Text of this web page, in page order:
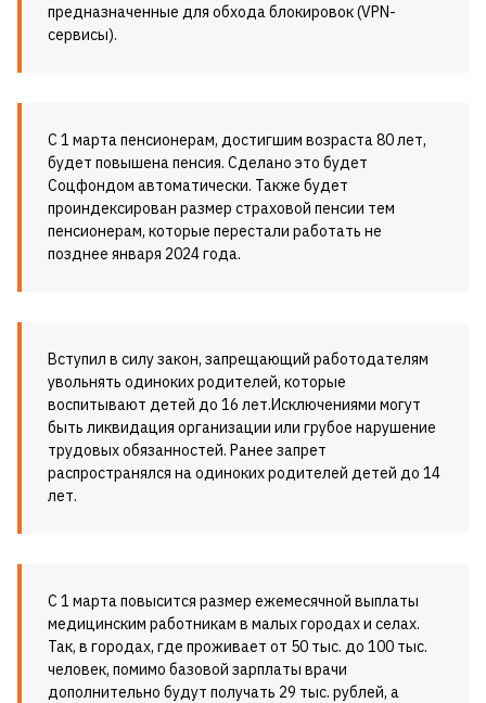
предназначенные для обхода блокировок (VPN-
сервисы).
С 1 марта пенсионерам, достигшим возраста 80 лет,
будет повышена пенсия. Сделано это будет
Соцфондом автоматически. Также будет
проиндексирован размер страховой пенсии тем
пенсионерам, которые перестали работать не
позднее января 2024 года.
Вступил в силу закон, запрещающий работодателям
увольнять одиноких родителей, которые
воспитывают детей до 16 лет.Исключениями могут
быть ликвидация организации или грубое нарушение
трудовых обязанностей. Ранее запрет
распространялся на одиноких родителей детей до 14
лет.
С 1 марта повысится размер ежемесячной выплаты
медицинским работникам в малых городах и селах.
Так, в городах, где проживает от 50 тыс. до 100 тыс.
человек, помимо базовой зарплаты врачи
дополнительно будут получать 29 тыс. рублей, а